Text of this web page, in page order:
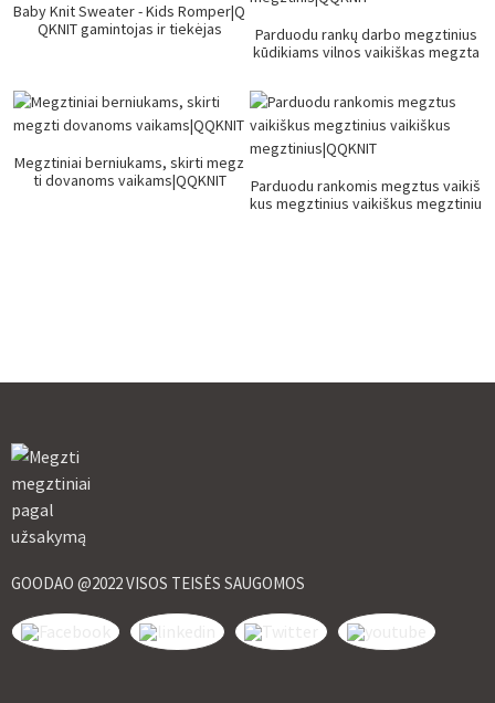
Baby Knit Sweater - Kids Romper|Q
QKNIT gamintojas ir tiekėjas
Parduodu rankų darbo megztinius
kūdikiams vilnos vaikiškas megzta
Megztiniai berniukams, skirti megz
ti dovanoms vaikams|QQKNIT
Parduodu rankomis megztus vaikiš
kus megztinius vaikiškus megztiniu
GOODAO @2022 VISOS TEISĖS SAUGOMOS